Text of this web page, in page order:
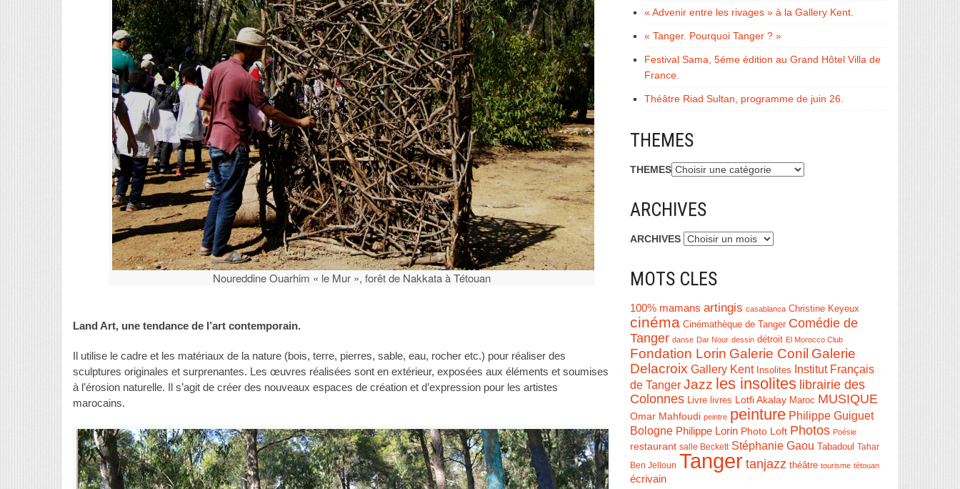
Noureddine Ouarhim « le Mur », forêt de Nakkata à Tétouan
Land Art, une tendance de l’art contemporain.
Il utilise le cadre et les matériaux de la nature (bois, terre, pierres, sable, eau, rocher etc.) pour réaliser des
sculptures originales et surprenantes. Les œuvres réalisées sont en extérieur, exposées aux éléments et soumises
à l’érosion naturelle. Il s’agit de créer des nouveaux espaces de création et d’expression pour les artistes
marocains.
« Advenir entre les rivages » à la Gallery Kent.
« Tanger. Pourquoi Tanger ? »
Festival Sama, 5éme édition au Grand Hôtel Villa de
France.
Théâtre Riad Sultan, programme de juin 26.
THEMES
THEMES
ARCHIVES
ARCHIVES
MOTS CLES
100% mamans artingis casablanca Christine Keyeux
cinéma Cinémathèque de Tanger Comédie de
Tanger danse Dar Nour dessin détroit El Morocco Club
Fondation Lorin Galerie Conil Galerie
Delacroix Gallery Kent Insolites
Institut Français
de Tanger Jazz les insolites librairie des
Colonnes Livre livres Lotfi Akalay Maroc MUSIQUE
Omar Mahfoudi peintre peinture Philippe Guiguet
Bologne Philippe Lorin Photo Loft Photos Poésie
restaurant salle Beckett Stéphanie Gaou Tabadoul Tahar
Ben Jelloun Tanger tanjazz théâtre tourisme tétouan
écrivain